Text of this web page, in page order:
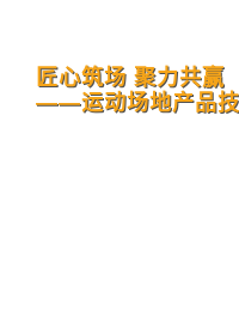
匠心筑场 聚力共赢
——运动场地产品技